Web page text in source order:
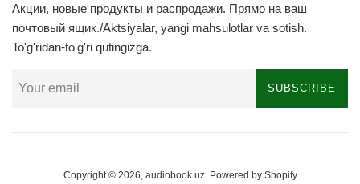
Акции, новые продукты и распродажи. Прямо на ваш
почтовый ящик./Aktsiyalar, yangi mahsulotlar va sotish.
To'g'ridan-to'g'ri qutingizga.
SUBSCRIBE
Copyright © 2026, audiobook.uz. Powered by Shopify